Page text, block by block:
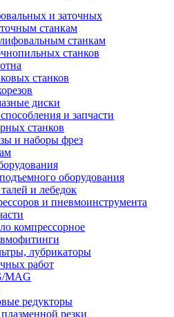
и заточных
станкам
станкам
станков
станков
диски
и запчасти
станков
и наборы фрез
оборудования
и лебедок
и пневмоинструмента
компрессорное
лубрикаторы
работ
MAG
редукторы
резки